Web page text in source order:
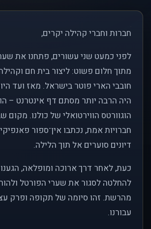
חברות וחברי קהילה יקרים,
מתוך חלום פשוט: ליצור בית חם
חובבי הארי פוטר בישראל. מאז ועד
היה הרבה יותר מסתם דף אינטרנט –
הוגוורטס הווירטואלי של כולנו. מקום
חברויות אמת, נכתבו אין־ספור
דיונים סוערים אל תוך הלילה.
כעת, לאחר דרך ארוכה ומופלאה,
להחלטה לסגור את שערי הפורטל
מהרשת. זהו סיומה של תקופה ופרק
עבורנו.